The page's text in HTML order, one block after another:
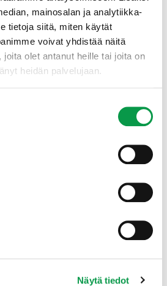
mainosalan ja analytiikka-
tietoja siitä, miten käytät
voivat yhdistää näitä
joita olet antanut heille tai joita on
heidän palvelujaan.
Näytä tiedot
verkkosivuilla
löydäthankkeen
metsätalousministeriö ja se oli
2020 käynnistämää
Toimenpiteillä pyritään
ja muun maankäytön
toimenpidekokonaisuudesta.